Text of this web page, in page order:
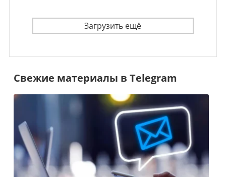
Загрузить ещё
Свежие материалы в Telegram